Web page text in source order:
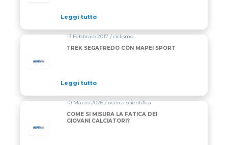
Leggi tutto
13 Febbraio 2017 / ciclismo
TREK SEGAFREDO CON MAPEI SPORT
Leggi tutto
10 Marzo 2026 / ricerca scientifica
COME SI MISURA LA FATICA DEI
GIOVANI CALCIATORI?